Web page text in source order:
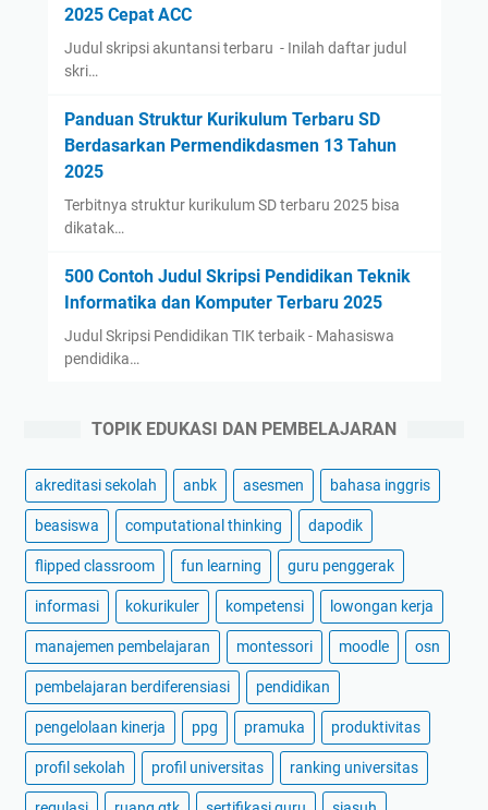
2025 Cepat ACC
Judul skripsi akuntansi terbaru - Inilah daftar judul
skri…
Panduan Struktur Kurikulum Terbaru SD
Berdasarkan Permendikdasmen 13 Tahun
2025
Terbitnya struktur kurikulum SD terbaru 2025 bisa
dikatak…
500 Contoh Judul Skripsi Pendidikan Teknik
Informatika dan Komputer Terbaru 2025
Judul Skripsi Pendidikan TIK terbaik - Mahasiswa
pendidika…
TOPIK EDUKASI DAN PEMBELAJARAN
akreditasi sekolah anbk asesmen bahasa inggris
beasiswa computational thinking dapodik
flipped classroom fun learning guru penggerak
informasi kokurikuler kompetensi lowongan kerja
manajemen pembelajaran montessori moodle osn
pembelajaran berdiferensiasi pendidikan
pengelolaan kinerja ppg pramuka produktivitas
profil sekolah profil universitas ranking universitas